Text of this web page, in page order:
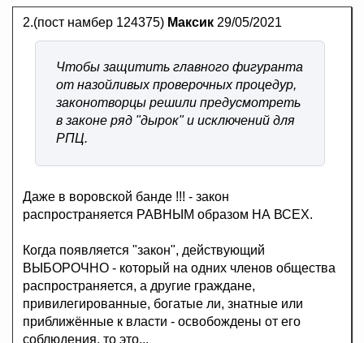
2.(пост намбер 124375) Максик 29/05/2021
Чтобы защитить главного фигуранта
от назойливых проверочных процедур,
законотворцы решили предусмотреть
в законе ряд "дырок" и исключений для
РПЦ.
Даже в воровской банде !!! - закон
распространяется РАВНЫМ образом НА ВСЕХ.
Когда появляется "закон", действующий
ВЫБОРОЧНО - который на одних членов общества
распространяется, а другие граждане,
привилегированные, богатые ли, знатные или
приближённые к власти - освобождены от его
соблюдения, то это...